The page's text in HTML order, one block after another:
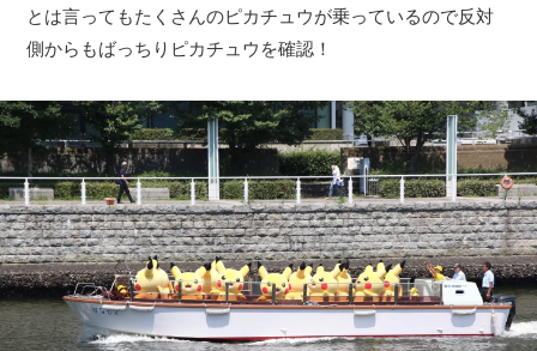
とは言ってもたくさんのピカチュウが乗っているので反対
側からもばっちりピカチュウを確認！